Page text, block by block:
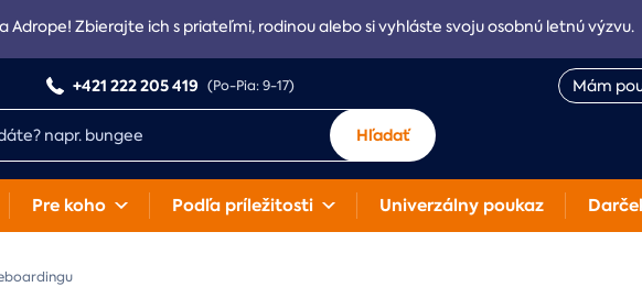
Adrope! Zbierajte ich s priateľmi, rodinou alebo si vyhláste svoju osobnú letnú výzvu.
+421 222 205 419 (Po-Pia: 9-17) Mám
Hľadať
Pre koho Podľa príležitosti Univerzálny poukaz